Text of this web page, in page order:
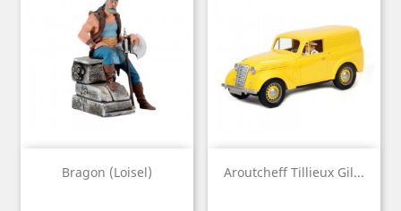
Bragon (Loisel) Aroutcheff Tillieux Gil...